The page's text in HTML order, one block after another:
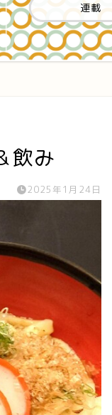
連載
飲み
2025年1月24日